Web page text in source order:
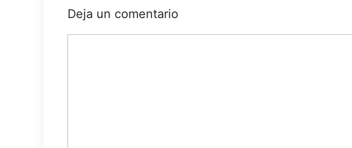
Deja un comentario